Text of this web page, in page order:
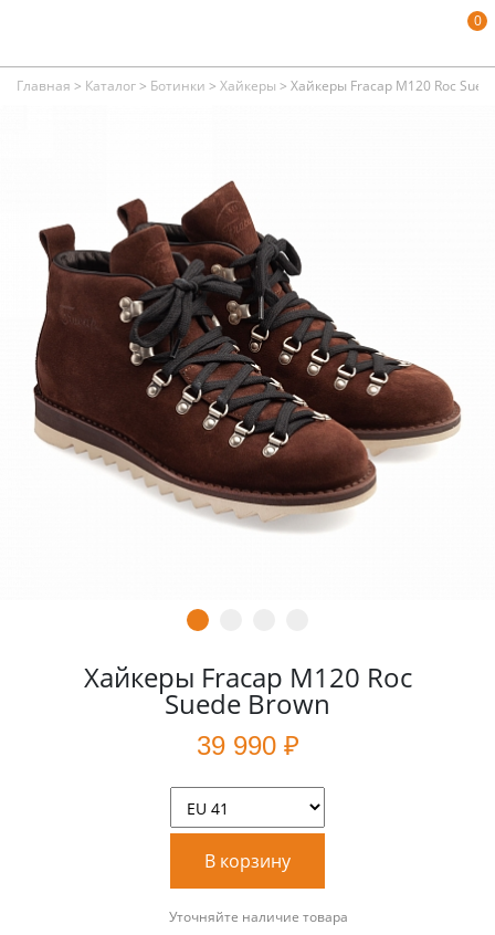
0
Главная > Каталог> Ботинки > Хайкеры > Хайкеры Fracap M120 Roc
Хайкеры Fracap M120 Roc
Suede Brown
39 990 ₽
В корзину
Уточняйте наличие товара